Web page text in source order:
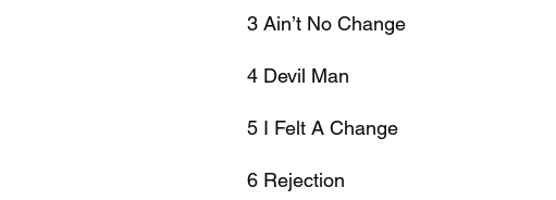
3 Ain’t No Change
4 Devil Man
5 I Felt A Change
6 Rejection